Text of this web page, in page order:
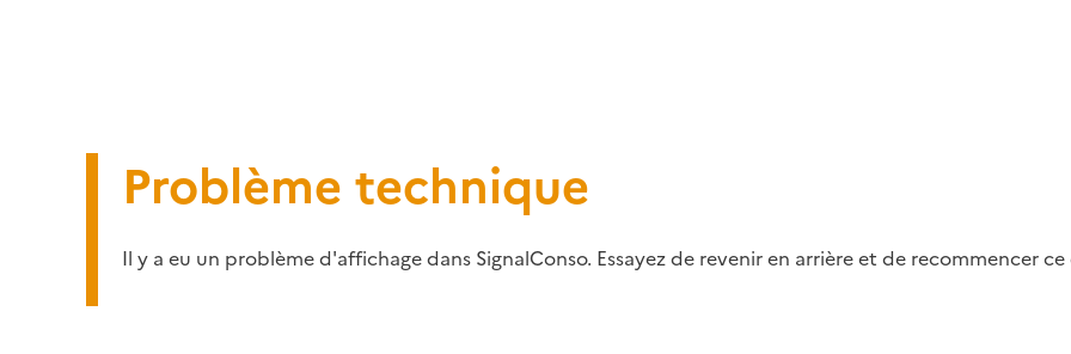
Problème technique
Il y a eu un problème d'affichage dans SignalConso. Essayez de revenir en arrière et de recommencer